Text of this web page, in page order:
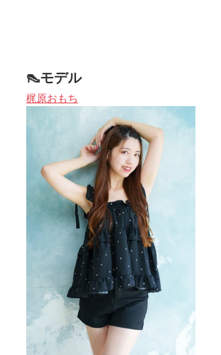
👠モデル
梶原おもち